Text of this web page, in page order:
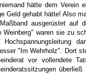
hätte dem Verein
Geld gehabt hätte! Also
ausgerüstet auf
waren sie zu
"Im Wehrholz". Dort
vor vollendete
überließ